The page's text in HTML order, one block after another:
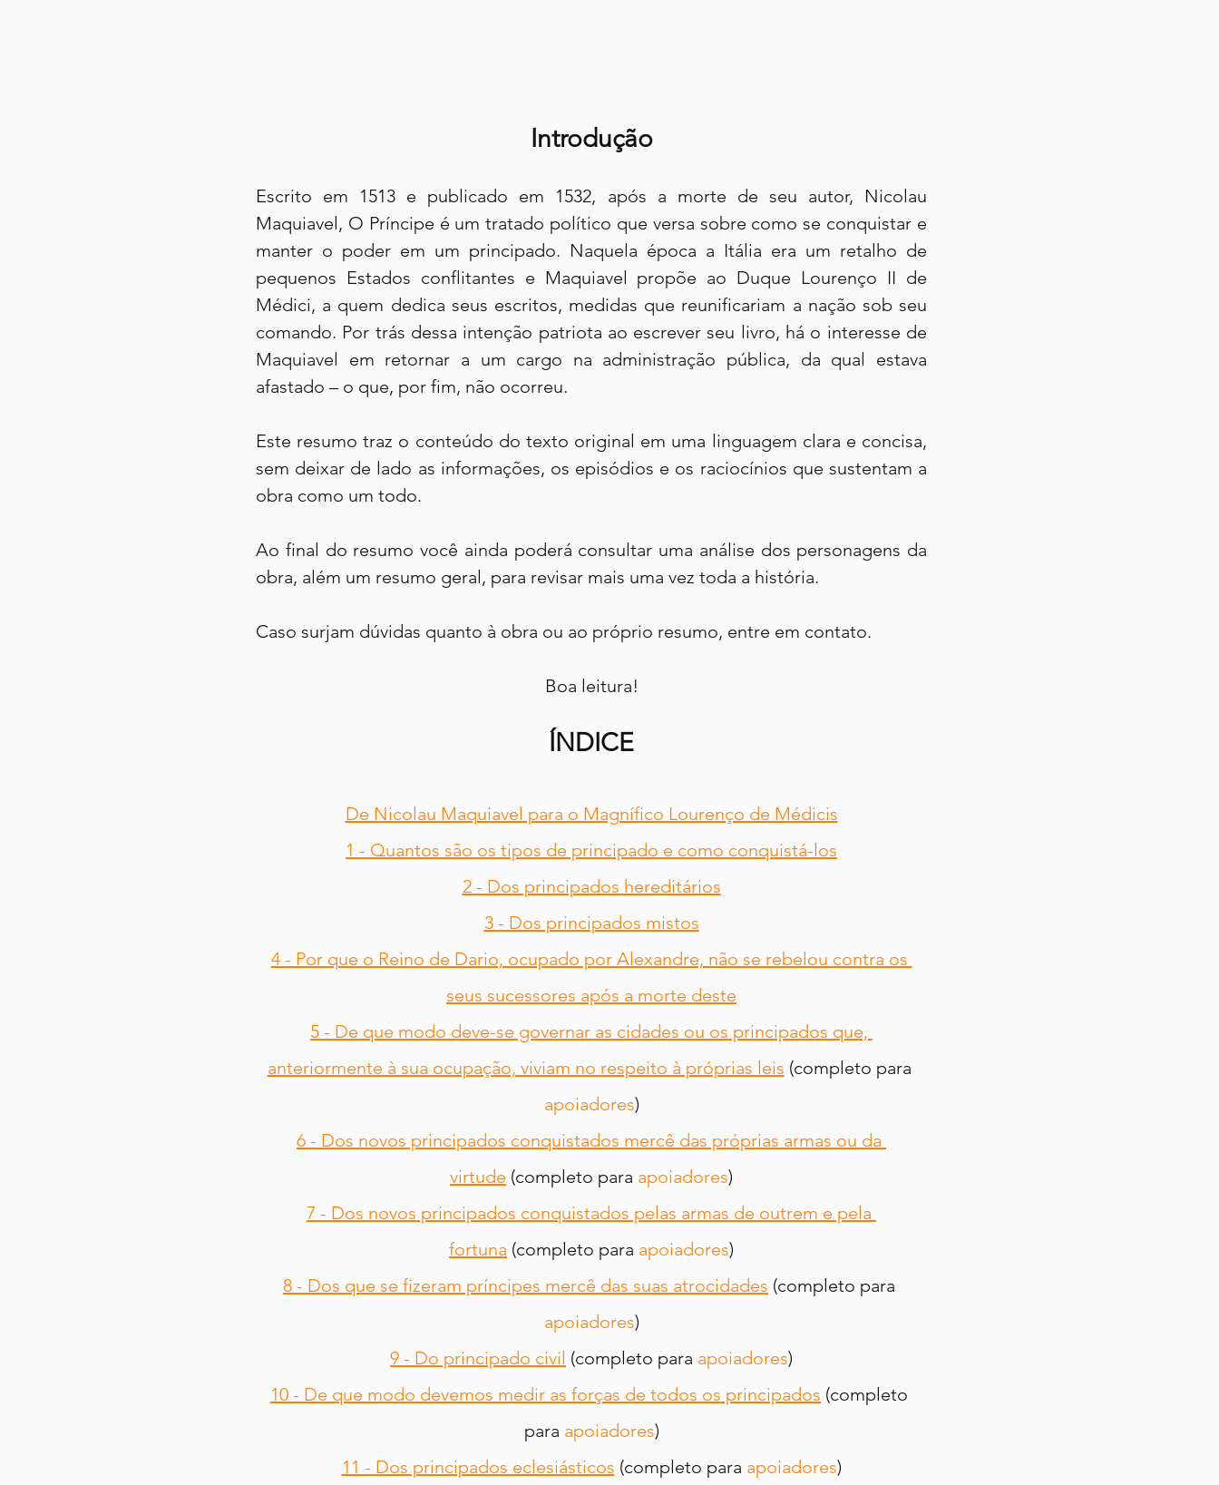
Introdução
Escrito em 1513 e publicado em 1532, após a morte de seu autor, Nicolau
Maquiavel, O Príncipe é um tratado político que versa sobre como se conquistar e
manter o poder em um principado. Naquela época a Itália era um retalho de
pequenos Estados conflitantes e Maquiavel propõe ao Duque Lourenço II de
Médici, a quem dedica seus escritos, medidas que reunificariam a nação sob seu
comando. Por trás dessa intenção patriota ao escrever seu livro, há o interesse de
Maquiavel em retornar a um cargo na administração pública, da qual estava
afastado – o que, por fim, não ocorreu.
Este resumo traz o conteúdo do texto original em uma linguagem clara e concisa,
sem deixar de lado as informações, os episódios e os raciocínios que sustentam a
obra como um todo.
Ao final do resumo você ainda poderá consultar uma análise dos personagens da
obra, além um resumo geral, para revisar mais uma vez toda a história.
Caso surjam dúvidas quanto à obra ou ao próprio resumo, entre em contato.
Boa leitura!
ÍNDICE
De Nicolau Maquiavel para o Magnífico Lourenço de Médicis
1 - Quantos são os tipos de principado e como conquistá-los
2 - Dos principados hereditários
3 - Dos principados mistos
4 - Por que o Reino de Dario, ocupado por Alexandre, não se rebelou contra os
seus sucessores após a morte deste
5 - De que modo deve-se governar as cidades ou os principados que,
anteriormente à sua ocupação, viviam no respeito à próprias leis (completo para
apoiadores)
6 - Dos novos principados conquistados mercê das próprias armas ou da
virtude (completo para apoiadores)
7 - Dos novos principados conquistados pelas armas de outrem e pela
fortuna (completo para apoiadores)
8 - Dos que se fizeram príncipes mercê das suas atrocidades (completo para
apoiadores)
9 - Do principado civil (completo para apoiadores)
10 - De que modo devemos medir as forças de todos os principados (completo
para apoiadores)
11 - Dos principados eclesiásticos (completo para apoiadores)